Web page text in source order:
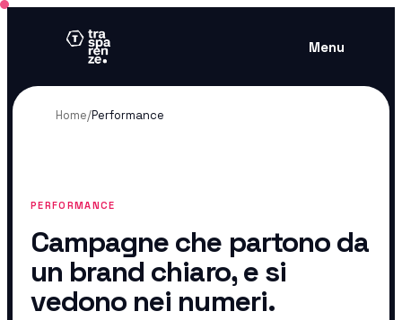
Menu
Home/Performance
PERFORMANCE
Campagne che partono da
un brand chiaro, e si
vedono nei numeri.